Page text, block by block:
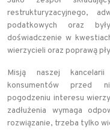
restrukturyzacyjnego,
podatkowych oraz
doświadczenie w
wierzycieli oraz poprawą
Misją naszej
konsumentów przed
pogodzeniu interesu
zadłużenia wymaga
rozwiązanie, trzeba tylko